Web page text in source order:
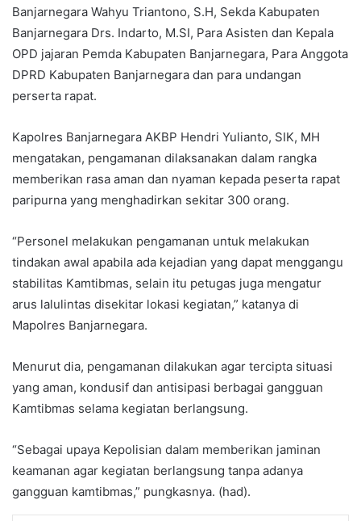
Banjarnegara Wahyu Triantono, S.H, Sekda Kabupaten
Banjarnegara Drs. Indarto, M.SI, Para Asisten dan Kepala
OPD jajaran Pemda Kabupaten Banjarnegara, Para Anggota
DPRD Kabupaten Banjarnegara dan para undangan
perserta rapat.
Kapolres Banjarnegara AKBP Hendri Yulianto, SIK, MH
mengatakan, pengamanan dilaksanakan dalam rangka
memberikan rasa aman dan nyaman kepada peserta rapat
paripurna yang menghadirkan sekitar 300 orang.
“Personel melakukan pengamanan untuk melakukan
tindakan awal apabila ada kejadian yang dapat menggangu
stabilitas Kamtibmas, selain itu petugas juga mengatur
arus lalulintas disekitar lokasi kegiatan,” katanya di
Mapolres Banjarnegara.
Menurut dia, pengamanan dilakukan agar tercipta situasi
yang aman, kondusif dan antisipasi berbagai gangguan
Kamtibmas selama kegiatan berlangsung.
“Sebagai upaya Kepolisian dalam memberikan jaminan
keamanan agar kegiatan berlangsung tanpa adanya
gangguan kamtibmas,” pungkasnya. (had).